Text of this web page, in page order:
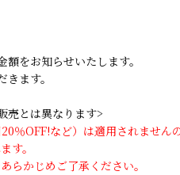
をお知らせいたします。
ます。
売とは異なります>
％OFF!など）は適用されません
す。
らかじめご了承ください。